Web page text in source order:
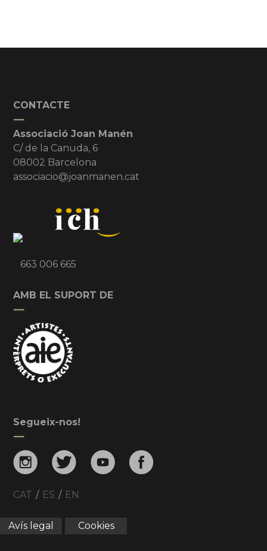
CONTACTE
Associació Joan Manén
C/ de la Canuda, 6
08002 Barcelona
associacio@joanmanen.cat
663 006 665
AMB EL SUPORT DE
Segueix-nos!
CAT / ES / EN
Avís legal Cookies